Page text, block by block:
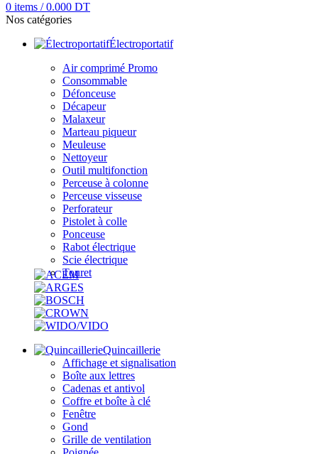
0 items / 0.000 DT
Nos catégories
Électroportatif
Air comprimé Promo
Consommable
Défonceuse
Décapeur
Malaxeur
Marteau piqueur
Meuleuse
Nettoyeur
Outil multifonction
Perceuse à colonne
Perceuse visseuse
Perforateur
Pistolet à colle
Ponceuse
Rabot électrique
Scie électrique
Touret
Quincaillerie
Affichage et signalisation
Boîte aux lettres
Cadenas et antivol
Coffre et boîte à clé
Fenêtre
Gond
Grille de ventilation